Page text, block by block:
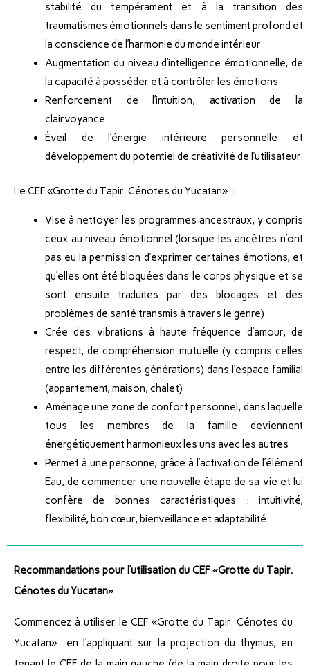
stabilité du tempérament et à la transition des
traumatismes émotionnels dans le sentiment profond et
la conscience de l’harmonie du monde intérieur
Augmentation du niveau d’intelligence émotionnelle, de
la capacité à posséder et à contrôler les émotions
Renforcement de l’intuition, activation de la
clairvoyance
Éveil de l’énergie intérieure personnelle et
développement du potentiel de créativité de l’utilisateur
Le CEF «Grotte du Tapir. Cénotes du Yucatan» :
Vise à nettoyer les programmes ancestraux, y compris
ceux au niveau émotionnel (lorsque les ancêtres n’ont
pas eu la permission d’exprimer certaines émotions, et
qu’elles ont été bloquées dans le corps physique et se
sont ensuite traduites par des blocages et des
problèmes de santé transmis à travers le genre)
Crée des vibrations à haute fréquence d’amour, de
respect, de compréhension mutuelle (y compris celles
entre les différentes générations) dans l’espace familial
(appartement, maison, chalet)
Aménage une zone de confort personnel, dans laquelle
tous les membres de la famille deviennent
énergétiquement harmonieux les uns avec les autres
Permet à une personne, grâce à l’activation de l’élément
Eau, de commencer une nouvelle étape de sa vie et lui
confère de bonnes caractéristiques : intuitivité,
flexibilité, bon cœur, bienveillance et adaptabilité
Recommandations pour l’utilisation du CEF «Grotte du Tapir.
Cénotes du Yucatan»
Commencez à utiliser le CEF «Grotte du Tapir. Cénotes du
Yucatan» en l’appliquant sur la projection du thymus, en